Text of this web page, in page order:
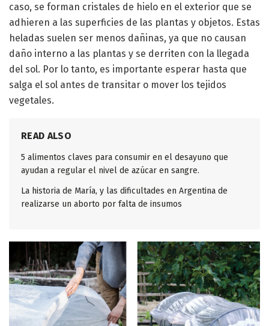
caso, se forman cristales de hielo en el exterior que se
adhieren a las superficies de las plantas y objetos. Estas
heladas suelen ser menos dañinas, ya que no causan
daño interno a las plantas y se derriten con la llegada
del sol. Por lo tanto, es importante esperar hasta que
salga el sol antes de transitar o mover los tejidos
vegetales.
READ ALSO
5 alimentos claves para consumir en el desayuno que
ayudan a regular el nivel de azúcar en sangre.
La historia de María, y las dificultades en Argentina de
realizarse un aborto por falta de insumos